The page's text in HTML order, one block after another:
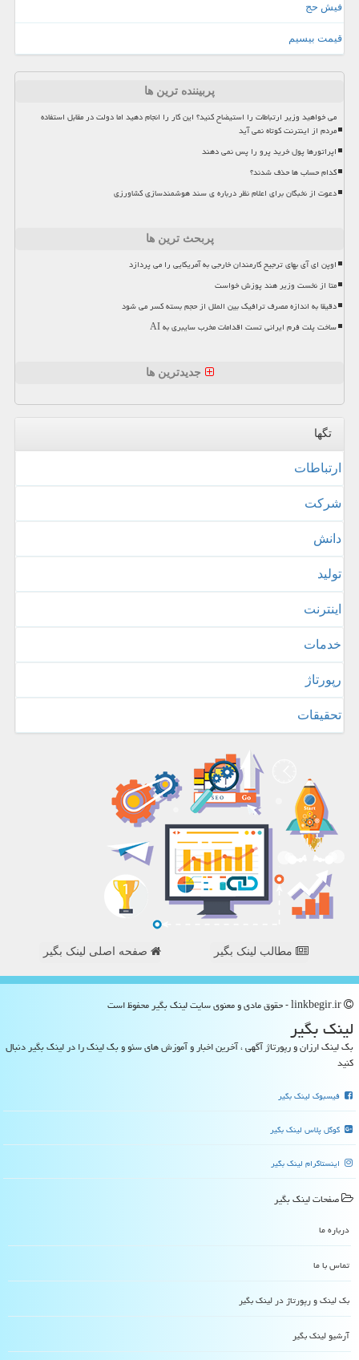
فیش حج
قیمت بیسیم
پربیننده ترین ها
می خواهید وزیر ارتباطات را استیضاح کنید؟ این کار را انجام دهید اما دولت در مقابل استفاده
مردم از اینترنت کوتاه نمی آید
اپراتورها پول خرید پرو را پس نمی دهند
کدام حساب ها حذف شدند؟
دعوت از نخبگان برای اعلام نظر درباره ی سند هوشمندسازی کشاورزی
پربحث ترین ها
اوپن ای آی بهای ترجیح کارمندان خارجی به آمریکایی را می پردازد
متا از نخست وزیر هند پوزش خواست
دقیقا به اندازه مصرف ترافیک بین الملل از حجم بسته کسر می شود
ساخت پلت فرم ایرانی تست اقدامات مخرب سایبری به AI
جدیدترین ها
تگها
ارتباطات
شركت
دانش
تولید
اینترنت
خدمات
رپورتاژ
تحقیقات
مطالب لینک بگیر صفحه اصلی لینک بگیر
لینك بگیر
بک لینک ارزان و رپورتاژ آگهی ، آخرین اخبار و آموزش های سئو و بک لینک را در لینک بگیر دنبال
کنید
فیسبوک لینک بگیر
گوگل پلاس لینک بگیر
اینستاگرام لینک بگیر
صفحات لینك بگیر
درباره ما
تماس با ما
بک لینک و رپورتاژ در لینك بگیر
آرشیو لینك بگیر